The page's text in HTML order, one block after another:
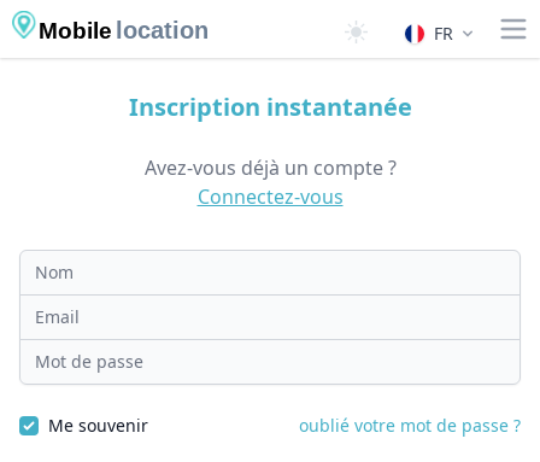
Mobile location FR
Inscription instantanée
Avez-vous déjà un compte ?
Connectez-vous
Nom
Email
Mot de passe
Me souvenir oublié votre mot de passe ?